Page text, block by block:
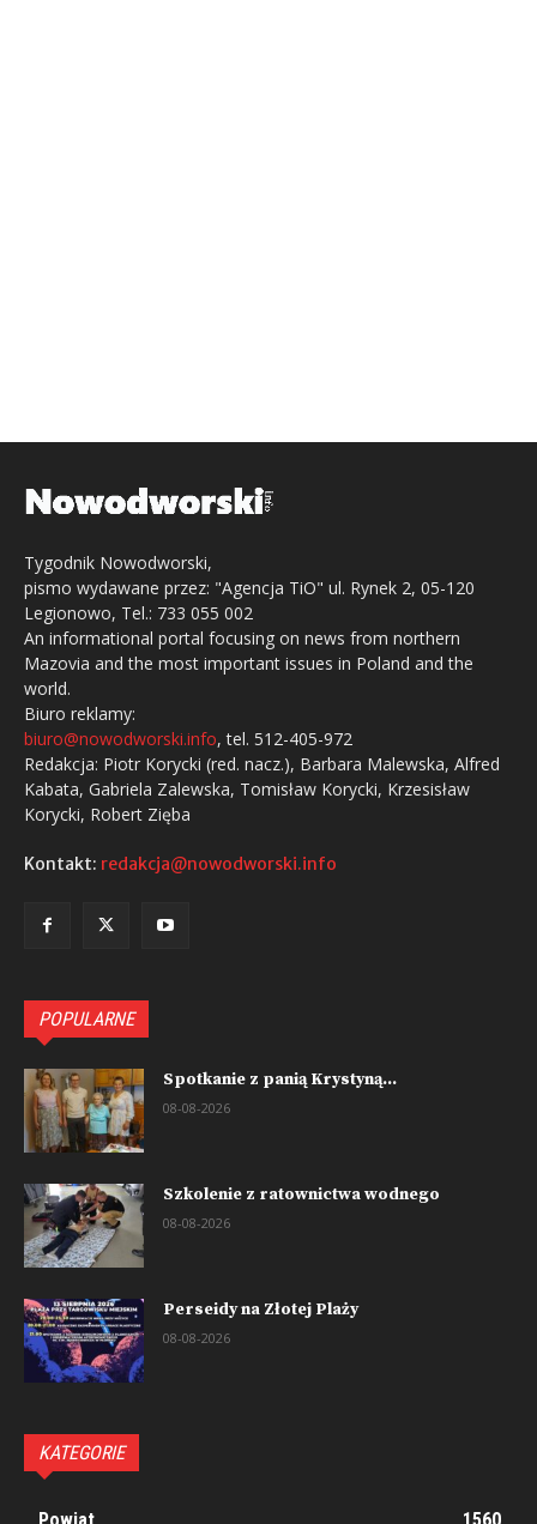
Tygodnik Nowodworski,
pismo wydawane przez: "Agencja TiO" ul. Rynek 2, 05-120
Legionowo, Tel.: 733 055 002
An informational portal focusing on news from northern
Mazovia and the most important issues in Poland and the
world.
Biuro reklamy:
biuro@nowodworski.info, tel. 512-405-972
Redakcja: Piotr Korycki (red. nacz.), Barbara Malewska, Alfred
Kabata, Gabriela Zalewska, Tomisław Korycki, Krzesisław
Korycki, Robert Zięba
Kontakt: redakcja@nowodworski.info
POPULARNE
Spotkanie z panią Krystyną...
08-08-2026
Szkolenie z ratownictwa wodnego
08-08-2026
Perseidy na Złotej Plaży
08-08-2026
KATEGORIE